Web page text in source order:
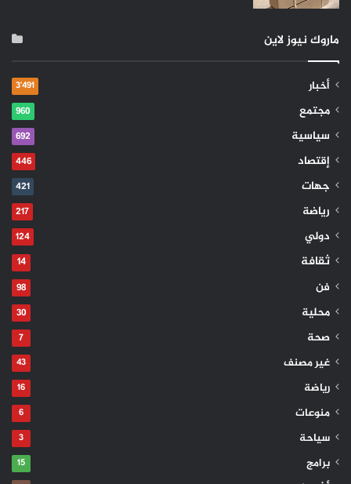
ماروك نيوز لاين
أخبار 3٬491
مجتمع 960
سياسية 692
إقتصاد 446
جهات 421
رياضة 217
دولي 124
ثقافة 14
فن 98
محلية 30
صحة 7
غير مصنف 43
رياضة 16
منوعات 6
سياحة 3
برامج 15